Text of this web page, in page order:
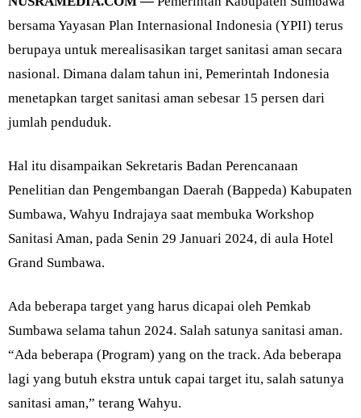
bersama Yayasan Plan Internasional Indonesia (YPII) terus
berupaya untuk merealisasikan target sanitasi aman secara
nasional. Dimana dalam tahun ini, Pemerintah Indonesia
menetapkan target sanitasi aman sebesar 15 persen dari
jumlah penduduk.
Hal itu disampaikan Sekretaris Badan Perencanaan
Penelitian dan Pengembangan Daerah (Bappeda) Kabupaten
Sumbawa, Wahyu Indrajaya saat membuka Workshop
Sanitasi Aman, pada Senin 29 Januari 2024, di aula Hotel
Grand Sumbawa.
Ada beberapa target yang harus dicapai oleh Pemkab
Sumbawa selama tahun 2024. Salah satunya sanitasi aman.
“Ada beberapa (Program) yang on the track. Ada beberapa
lagi yang butuh ekstra untuk capai target itu, salah satunya
sanitasi aman,” terang Wahyu.